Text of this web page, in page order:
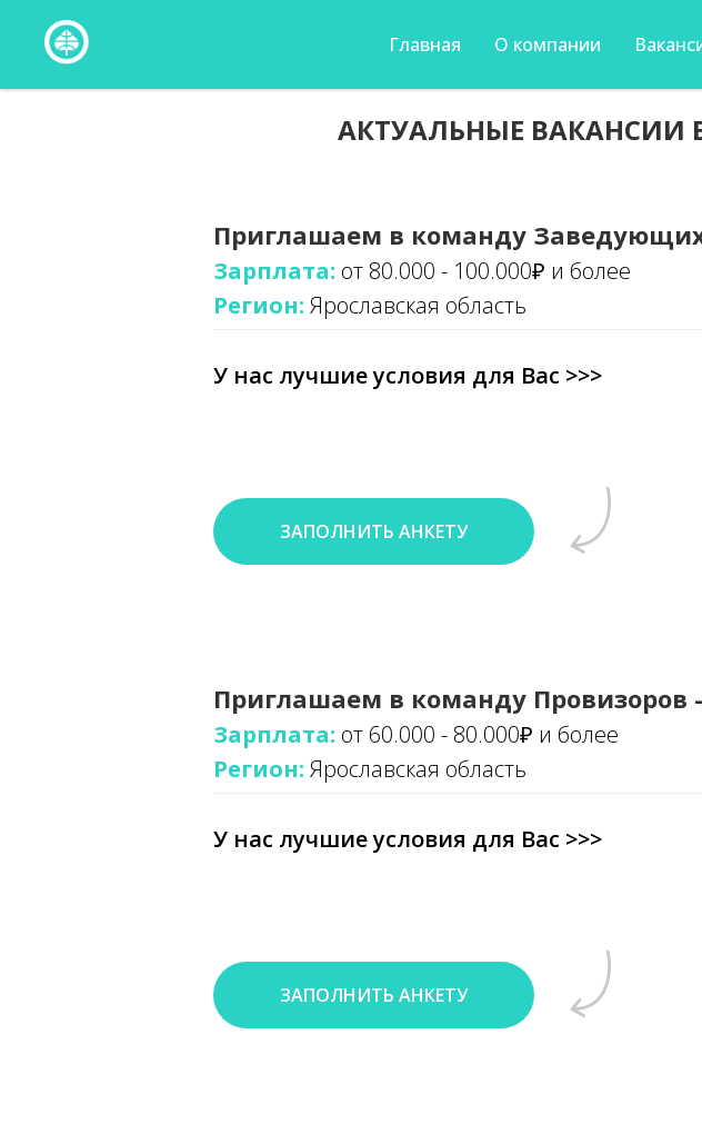
Главная О компании
АКТУАЛЬНЫЕ ВАКАНСИИ
Приглашаем в команду
Зарплата: от 80.000 - 100.000₽ и более
Регион: Ярославская область
У нас лучшие условия для Вас >>>
ЗАПОЛНИТЬ АНКЕТУ
Приглашаем в команду Провизоров
Зарплата: от 60.000 - 80.000₽ и более
Регион: Ярославская область
У нас лучшие условия для Вас >>>
ЗАПОЛНИТЬ АНКЕТУ